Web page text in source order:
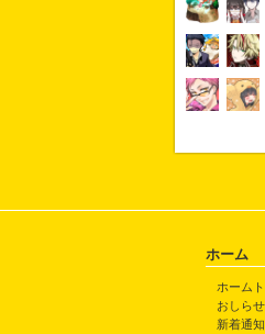
ホーム
ホーム
おしらせ
新着通知